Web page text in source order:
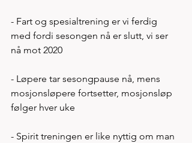
- Fart og spesialtrening er vi ferdig
med fordi sesongen nå er slutt, vi ser
nå mot 2020
- Løpere tar sesongpause nå, mens
mosjonsløpere fortsetter, mosjonsløp
følger hver uke
- Spirit treningen er like nyttig om man